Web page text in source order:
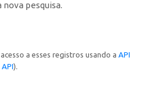
pesquisa.
a esses registros usando a API
).